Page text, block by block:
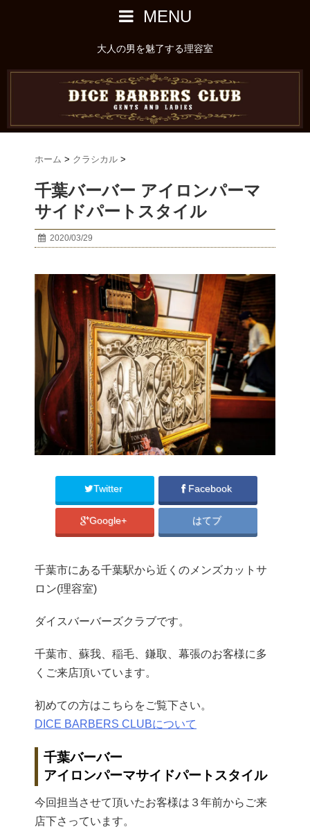
MENU
大人の男を魅了する理容室
ホーム > クラシカル >
千葉バーバー アイロンパーマ
サイドパートスタイル
2020/03/29
Twitter Facebook
Google+ はてブ
千葉市にある千葉駅から近くのメンズカットサ
ロン(理容室)
ダイスバーバーズクラブです。
千葉市、蘇我、稲毛、鎌取、幕張のお客様に多
くご来店頂いています。
初めての方はこちらをご覧下さい。
DICE BARBERS CLUBについて
千葉バーバー
アイロンパーマサイドパートスタイル
今回担当させて頂いたお客様は３年前からご来
店下さっています。